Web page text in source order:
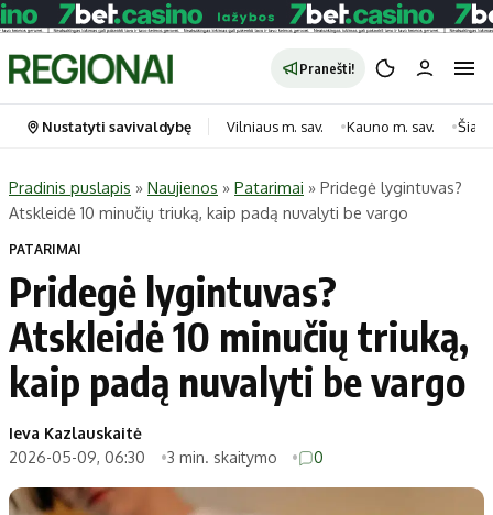
Pranešti!
Portalas
Pradinis puslapis
Savivaldybės
Naujausi
Lietuva
Pasaulis
Politika
Patarimai
Kategorijos
Gyvenimas
Horoskopai
Laisvalaikis
Maistas
Technologijos
Nustatyti savivaldybę Vilniaus m. sav. Kauno m. sav.
Pradinis puslapis » Naujienos » Patarimai » Pridegė lygintuvas?
Atskleidė 10 minučių triuką, kaip padą nuvalyti be vargo
PATARIMAI
Pridegė lygintuvas?
Atskleidė 10 minučių triuką,
kaip padą nuvalyti be vargo
Ieva Kazlauskaitė
2026-05-09, 06:30
3 min. skaitymo 0